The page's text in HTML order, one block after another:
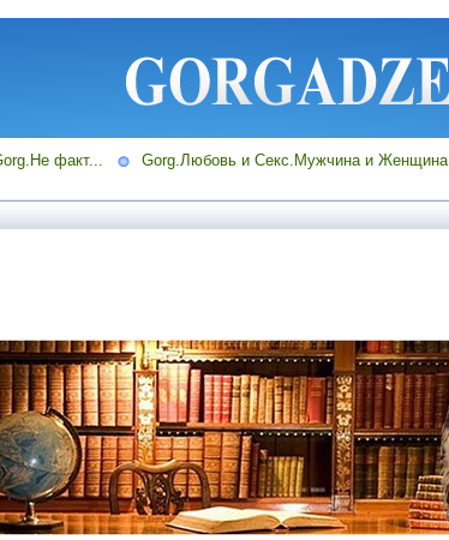
факт... Gorg.Любовь и Секс.Мужчина и Женщина